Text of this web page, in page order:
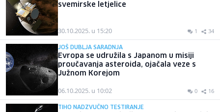
svemirske letjelice
30.10.2025. u 15:20 1 34
JOŠ DUBLJA SARADNJA
Evropa se udružila s Japanom u misiji
proučavanja asteroida, ojačala veze s
Južnom Korejom
06.10.2025. u 10:02 0 16
TIHO NADZVUČNO TESTIRANJE